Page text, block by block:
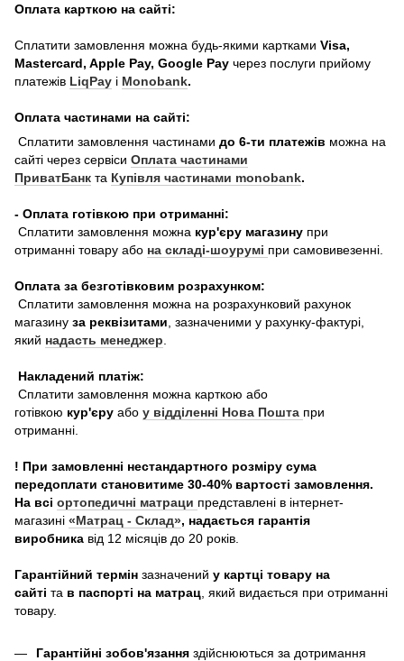
Оплата карткою на сайті:
Сплатити замовлення можна будь-якими картками Visa,
Mastercard, Apple Pay, Google Pay через послуги прийому
платежів LiqPay і Monobank.
Оплата частинами на сайті:
Сплатити замовлення частинами до 6-ти платежів можна на
сайті через сервіси Оплата частинами
ПриватБанк та Купівля частинами monobank.
- Оплата готівкою при отриманні:
Сплатити замовлення можна кур'єру магазину при
отриманні товару або на складі-шоурумі при самовивезенні.
Оплата за безготівковим розрахунком:
Сплатити замовлення можна на розрахунковий рахунок
магазину за реквізитами , зазначеними у рахунку-фактурі,
який надасть менеджер
Накладений платіж:
Сплатити замовлення можна карткою або
готівкою кур'єру або у відділенні Нова Пошта при
отриманні.
! При замовленні нестандартного розміру сума
передоплати становитиме 30-40% вартості замовлення.
На всі ортопедичні матраци представлені в інтернет-
магазині «Матрац - Склад», надається гарантія
виробника від 12 місяців до 20 років.
Гарантійний термін зазначений у картці товару на
сайті та в паспорті на матрац , який видається при отриманні
товару.
Гарантійні зобов'язання здійснюються за дотримання